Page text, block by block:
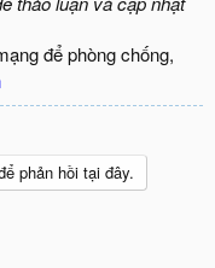
để phòng chống,
phản hồi tại đây.